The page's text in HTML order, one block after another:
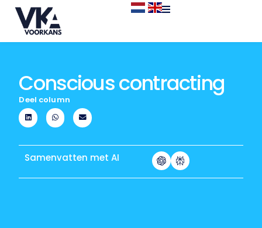
Conscious contracting
Deel column
Samenvatten met AI